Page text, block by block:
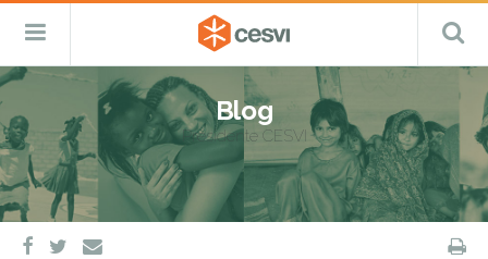
Salta
al
contenuto
CESVI
Fondazione
–
ETS
Cooperazione,
Emergenza
e
Sviluppo
Menu
Blog
Presidente CESVI
facebook
twitter
e-